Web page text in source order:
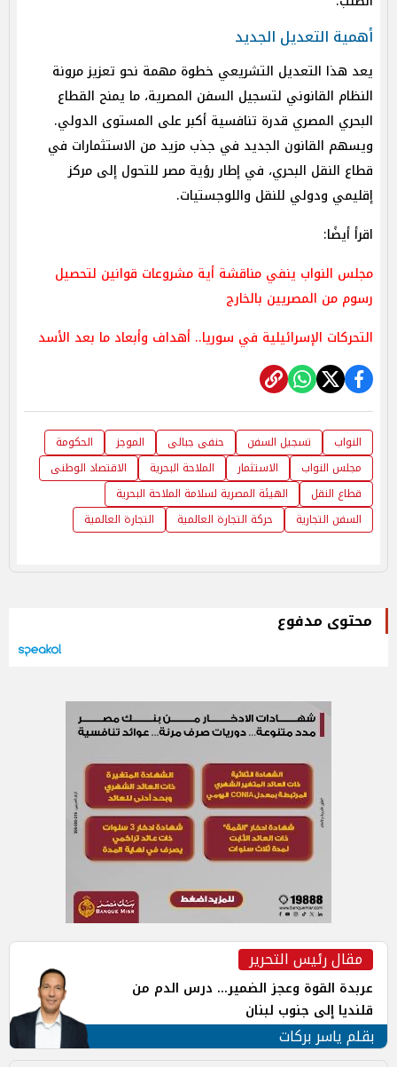
أهمية التعديل الجديد
يعد هذا التعديل التشريعي خطوة مهمة نحو تعزيز مرونة
النظام القانوني لتسجيل السفن المصرية، ما يمنح القطاع
البحري المصري قدرة تنافسية أكبر على المستوى الدولي.
ويسهم القانون الجديد في جذب مزيد من الاستثمارات في
قطاع النقل البحري، في إطار رؤية مصر للتحول إلى مركز
إقليمي ودولي للنقل واللوجستيات.
اقرأ أيضًا:
مجلس النواب ينفي مناقشة أية مشروعات قوانين لتحصيل
رسوم من المصريين بالخارج
التحركات الإسرائيلية في سوريا.. أهداف وأبعاد ما بعد الأسد
النواب تسجيل السفن حنفى جبالى الموجز
الحكومة
مجلس النواب
الاستثمار الملاحة البحرية
الاقتصاد الوطنى
قطاع النقل
الهيئة المصرية لسلامة الملاحة البحرية
السفن التجارية
حركة التجارة العالمية التجارة العالمية
محتوى مدفوع
مقال رئيس التحرير
عربدة القوة وعجز الضمير... درس الدم من
قلنديا إلى جنوب لبنان
بقلم ياسر بركات